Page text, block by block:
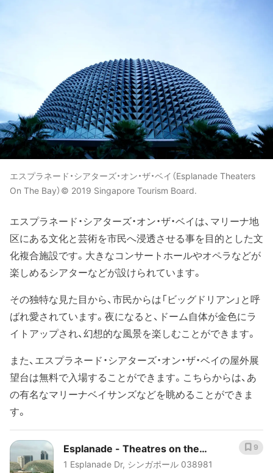
エスプラネード・シアターズ・オン・ザ・ベイ（Esplanade Theaters
On The Bay）© 2019 Singapore Tourism Board.
エスプラネード・シアターズ・オン・ザ・ベイは、マリーナ地
区にある文化と芸術を市民へ浸透させる事を目的とした文
化複合施設です。大きなコンサートホールやオペラなどが
楽しめるシアターなどが設けられています。
その独特な見た目から、市民からは「ビッグドリアン」と呼
ばれ愛されています。夜になると、ドーム自体が金色にラ
イトアップされ、幻想的な風景を楽しむことができます。
また、エスプラネード・シアターズ・オン・ザ・ベイの屋外展
望台は無料で入場することができます。こちらからは、あ
の有名なマリーナベイサンズなどを眺めることができま
す。
Esplanade - Theatres on the
Bay, Singapore
1 Esplanade Dr, シンガポール 038981
9